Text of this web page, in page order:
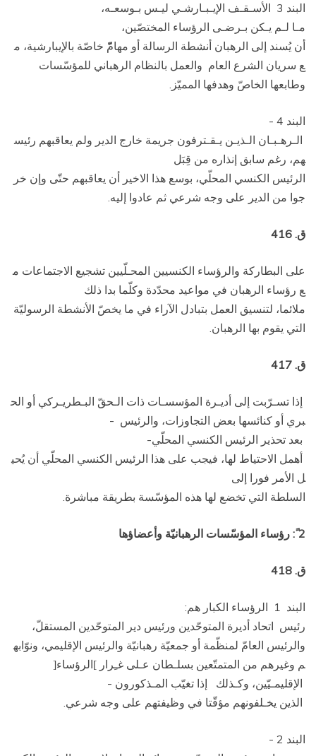
البند 3 ­ الأسـقـف الإيـبـارشـي ليـس بـوسعـه،
مـا لـم يـكن بـرضـى الرؤساء المختصّين،
أن يُسند إلى الرهبان أنشطة الرسالة أو مهامّّّ خاصّة بالإيبارشية، م
ع سريان الشرع العام والعمل بالنظام الرهباني للمؤسّسات
وطابعها الخاصّ وهدفها المميّز.
البند 4 ­
الـرهـبـان الـذيـن يـقـترفون جريمة خارج الدير ولم يعاقبهم رئيس
هم، رغم سابق إنذاره من قِبَل
الرئيس الكنسي المحلّي، بوسع هذا الاخير أن يعاقبهم حتّى وإن خر
جوا من الدير على وجه شرعي ثم عادوا إليه.
ق. 416
على البطاركة والرؤساء الكنسيين المحـلّيين تشجيع الاجتماعات م
ع رؤساء الرهبان في مواعيد محدّدة وكلّما بدا ذلك
ملائما، لتنسيق العمل بتبادل الآراء في ما يخصّ الأنشطة الرسوليّة
التي يقوم بها الرهبان.
ق. 417
إذا تسـرّبت إلى أديـرة المؤسسـات ذات الـحقّ البـطريـركي أو الح
بري أو كنائسها بعض التجاوزات، والرئيس ­
بعد تحذير الرئيس الكنسي المحلّي­
أهمل الاحتياط لها، فيجب على هذا الرئيس الكنسي المحلّي أن يُحي
ل الأمر فورا إلى
السلطة التي تخضع لها هذه المؤسّسة بطريقة مباشرة.
2 ً: رؤساء المؤسّسات الرهبانيّة وأعضاؤها
ق. 418
البند 1 ­ الرؤساء الكبار هم:
رئيس اتحاد أديرة المتوحّدين ورئيس دير المتوحّدين المستقلّ،
والرئيس العامّ لمنظّمة أو جمعيّة رهبانيّة والرئيس الإقليمي، ونوّابه
م وغيرهم من المتمتّعين بسلـطان عـلى غـِرار ]الرؤساء[
الإقليمـيّين، وكـذلك ­ إذا تغيّب المـذكورون ­
الذين يخـلفونهم مؤقّتا في وظيفتهم على وجه شرعي.
البند 2 ­